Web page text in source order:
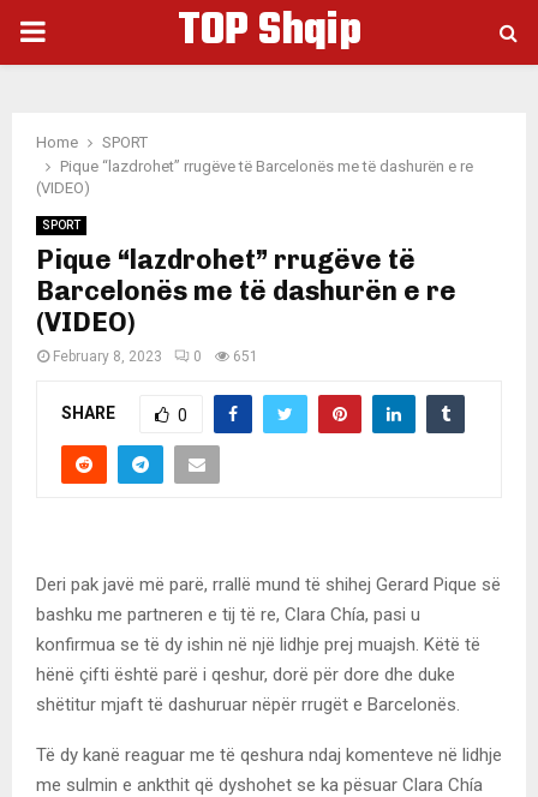
PRIMARY
TOP Shqip
Home
SPORT
Pique “lazdrohet” rrugëve të Barcelonës me të dashurën e re
(VIDEO)
SPORT
Pique “lazdrohet” rrugëve të
Barcelonës me të dashurën e re
(VIDEO)
February 8, 2023 0 651
SHARE 0
Deri pak javë më parë, rrallë mund të shihej Gerard Pique së
bashku me partneren e tij të re, Clara Chía, pasi u
konfirmua se të dy ishin në një lidhje prej muajsh. Këtë të
hënë çifti është parë i qeshur, dorë për dore dhe duke
shëtitur mjaft të dashuruar nëpër rrugët e Barcelonës.
Të dy kanë reaguar me të qeshura ndaj komenteve në lidhje
me sulmin e ankthit që dyshohet se ka pësuar Clara Chía